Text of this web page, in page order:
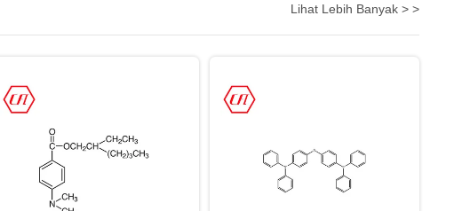
Lihat Lebih Banyak > >